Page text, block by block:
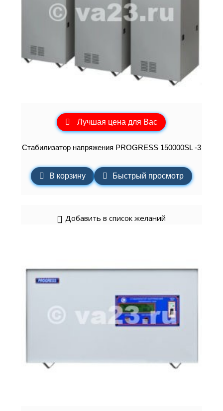
Лучшая цена для Вас
Стабилизатор напряжения PROGRESS 150000SL -3
В корзину Быстрый просмотр
Добавить в список желаний